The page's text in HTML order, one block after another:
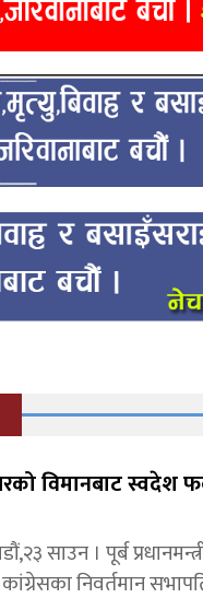
विमानबाट स्वदेश
साउन । पूर्ब
निवर्तमान